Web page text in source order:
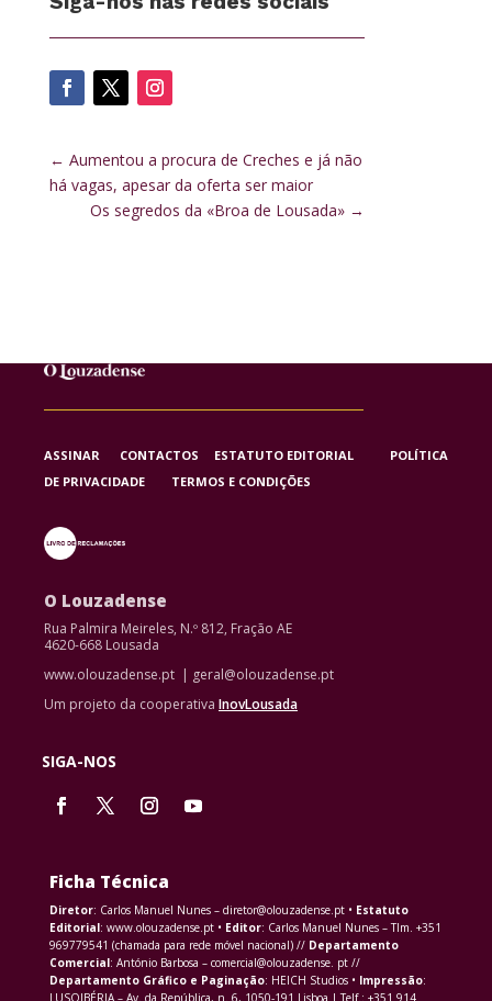
← Aumentou a procura de Creches e já não
há vagas, apesar da oferta ser maior
Os segredos da «Broa de Lousada»→
ASSINAR CONTACTOS ESTATUTO EDITORIAL POLÍTICA
DE PRIVACIDADE TERMOS E CONDIÇÕES
O Louzadense
Rua Palmira Meireles, N.º 812, Fração AE
4620-668 Lousada
www.olouzadense.pt | geral@olouzadense.pt
Um projeto da cooperativa InovLousada
SIGA-NOS
Ficha Técnica
Diretor: Carlos Manuel Nunes – diretor@olouzadense.pt • Estatuto
Editorial: www.olouzadense.pt • Editor: Carlos Manuel Nunes – Tlm. +351
969779541 (chamada para rede móvel nacional) // Departamento
Comercial: António Barbosa – comercial@olouzadense. pt //
Departamento Gráfico e Paginação: HEICH Studios • Impressão:
LUSOIBÉRIA – Av. da República, n. 6, 1050-191 Lisboa | Telf.: +351 914